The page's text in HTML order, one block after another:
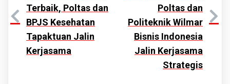
Terbaik, Poltas dan
BPJS Kesehatan
Tapaktuan Jalin
Kerjasama
Poltas dan
Politeknik Wilmar
Bisnis Indonesia
Jalin Kerjasama
Strategis